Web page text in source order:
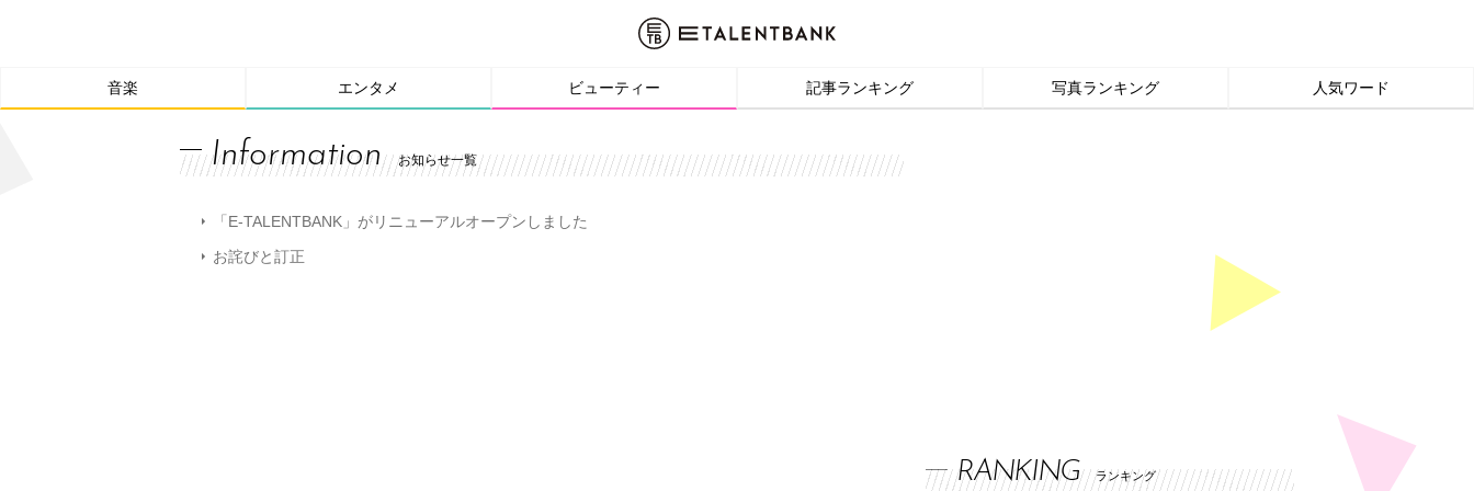
音楽 エンタメ ビューティー 記事ランキング 写真ランキング 人気ワード
Information お知らせ一覧
「E-TALENTBANK」がリニューアルオープンしました
お詫びと訂正
RANKING ランキング